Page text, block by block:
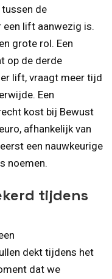
de
een lift aanwezig is.
grote rol. Een
op de derde
lift, vraagt meer tijd
Een
kost bij Bewust
afhankelijk van
een nauwkeurige
noemen.
tijdens
dekt tijdens het
dat we